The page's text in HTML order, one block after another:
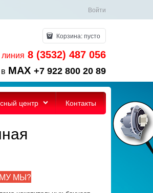
Войти
Корзина:пусто
линия 8 (3532) 487 056
MAX +7 922 800 20 89
центр Контакты
МЫ?